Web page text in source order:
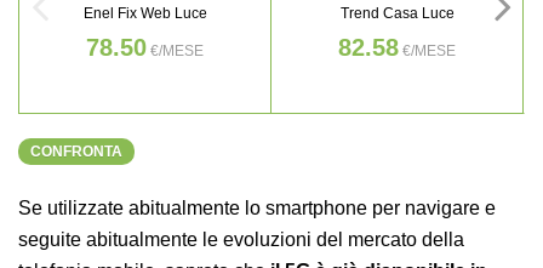
Enel Fix Web Luce
78.50 €/MESE
Trend Casa Luce
82.58 €/MESE
CONFRONTA
Se utilizzate abitualmente lo smartphone per navigare e
seguite abitualmente le evoluzioni del mercato della